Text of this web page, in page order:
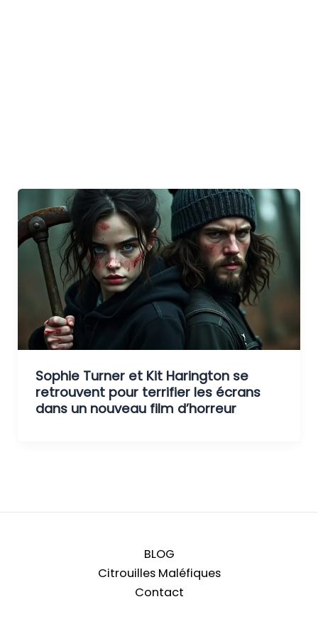
Sophie Turner et Kit Harington se
retrouvent pour terrifier les écrans
dans un nouveau film d’horreur
BLOG
Citrouilles Maléfiques
Contact